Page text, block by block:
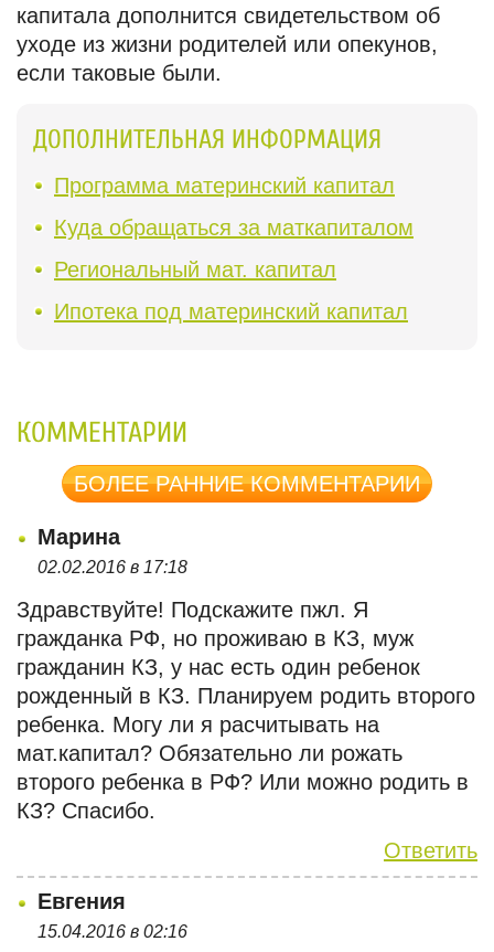
капитала дополнится свидетельством об
уходе из жизни родителей или опекунов,
если таковые были.
ДОПОЛНИТЕЛЬНАЯ ИНФОРМАЦИЯ
Программа материнский капитал
Куда обращаться за маткапиталом
Региональный мат. капитал
Ипотека под материнский капитал
КОММЕНТАРИИ
БОЛЕЕ РАННИЕ КОММЕНТАРИИ
Марина
02.02.2016 в 17:18
Здравствуйте! Подскажите пжл. Я
гражданка РФ, но проживаю в КЗ, муж
гражданин КЗ, у нас есть один ребенок
рожденный в КЗ. Планируем родить второго
ребенка. Могу ли я расчитывать на
мат.капитал? Обязательно ли рожать
второго ребенка в РФ? Или можно родить в
КЗ? Спасибо.
Ответить
Евгения
15.04.2016 в 02:16